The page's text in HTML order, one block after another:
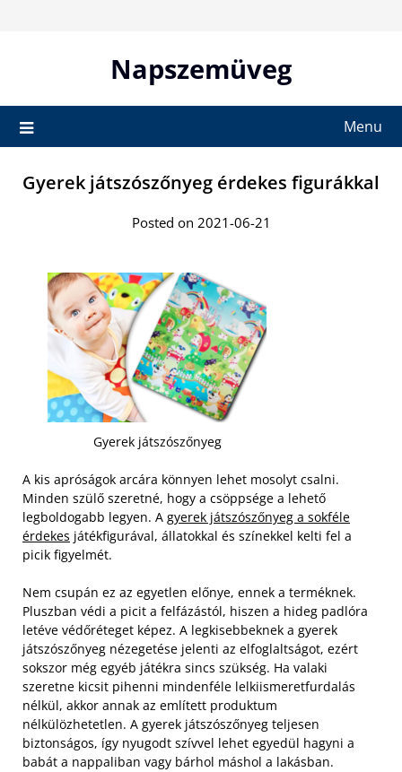
Napszemüveg
Menu
Gyerek játszószőnyeg érdekes figurákkal
Posted on 2021-06-21
Gyerek játszószőnyeg
A kis apróságok arcára könnyen lehet mosolyt csalni.
Minden szülő szeretné, hogy a csöppsége a lehető
legboldogabb legyen. A gyerek játszószőnyeg a sokféle
érdekes játékfigurával, állatokkal és színekkel kelti fel a
picik figyelmét.
Nem csupán ez az egyetlen előnye, ennek a terméknek.
Pluszban védi a picit a felfázástól, hiszen a hideg padlóra
letéve védőréteget képez. A legkisebbeknek a gyerek
játszószőnyeg nézegetése jelenti az elfoglaltságot, ezért
sokszor még egyéb játékra sincs szükség. Ha valaki
szeretne kicsit pihenni mindenféle lelkiismeretfurdalás
nélkül, akkor annak az említett produktum
nélkülözhetetlen. A gyerek játszószőnyeg teljesen
biztonságos, így nyugodt szívvel lehet egyedül hagyni a
babát a nappaliban vagy bárhol máshol a lakásban.